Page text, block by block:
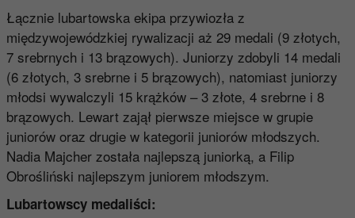
Łącznie lubartowska ekipa przywiozła z
międzywojewódzkiej rywalizacji aż 29 medali (9 złotych,
7 srebrnych i 13 brązowych). Juniorzy zdobyli 14 medali
(6 złotych, 3 srebrne i 5 brązowych), natomiast juniorzy
młodsi wywalczyli 15 krążków – 3 złote, 4 srebrne i 8
brązowych. Lewart zajął pierwsze miejsce w grupie
juniorów oraz drugie w kategorii juniorów młodszych.
Nadia Majcher została najlepszą juniorką, a Filip
Obrośliński najlepszym juniorem młodszym.
Lubartowscy medaliści: